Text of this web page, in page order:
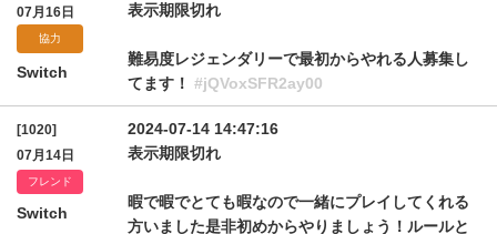
07月16日
協力
Switch
表示期限切れ
難易度レジェンダリーで最初からやれる人募集し
てます！ #jQVoxSFR2ay00
[1020]
07月14日
フレンド
Switch
2024-07-14 14:47:16
表示期限切れ
暇で暇でとても暇なので一緒にプレイしてくれる
方いました是非初めからやりましょう！ルールと